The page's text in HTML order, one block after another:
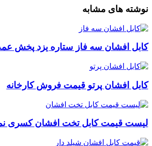
نوشته های مشابه
کابل افشان سه فاز ستاره یزد پخش
کابل افشان پرتو قیمت فروش کارخانه
لیست قیمت کابل تخت افشان کسری